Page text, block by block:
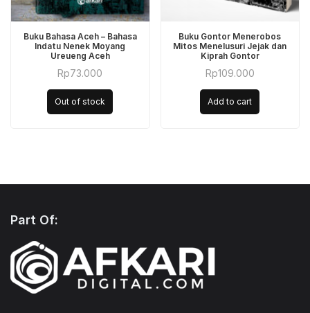
Buku Bahasa Aceh – Bahasa
Indatu Nenek Moyang
Ureueng Aceh
Rp73.000
Out of stock
Buku Gontor Menerobos
Mitos Menelusuri Jejak dan
Kiprah Gontor
Rp109.000
Add to cart
Part Of: